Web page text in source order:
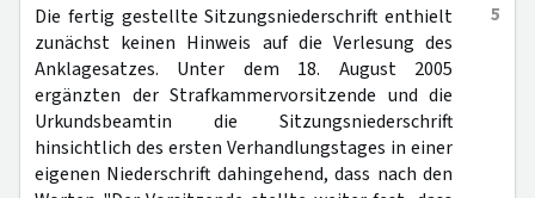
5
Die fertig gestellte Sitzungsniederschrift enthielt
zunächst keinen Hinweis auf die Verlesung des
Anklagesatzes. Unter dem 18. August 2005
ergänzten der Strafkammervorsitzende und die
Urkundsbeamtin die Sitzungsniederschrift
hinsichtlich des ersten Verhandlungstages in einer
eigenen Niederschrift dahingehend, dass nach den